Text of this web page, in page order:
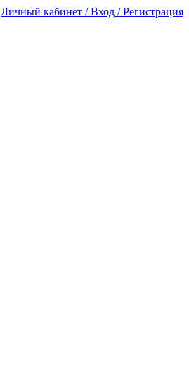
Личный кабинет / Вход / Регистрация